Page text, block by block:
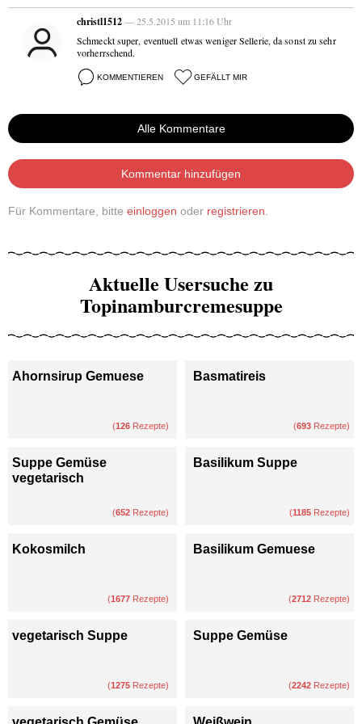
christl1512— 25.5.2015 um 11:16 Uhr
Schmeckt super, eventuell etwas weniger Sellerie, da sonst zu sehr
vorherrschend.
KOMMENTIEREN GEFÄLLT MIR
Alle Kommentare
Kommentar hinzufügen
Für Kommentare, bitte einloggen oder registrieren
Aktuelle Usersuche zu
Topinamburcremesuppe
Ahornsirup Gemuese
(126 Rezepte)
Basmatireis
(693 Rezepte)
Suppe Gemüse
vegetarisch
(652 Rezepte)
Basilikum Suppe
(1185 Rezepte)
Kokosmilch
(1677 Rezepte)
Basilikum Gemuese
(2712 Rezepte)
vegetarisch Suppe
(1275 Rezepte)
Suppe Gemüse
(2242 Rezepte)